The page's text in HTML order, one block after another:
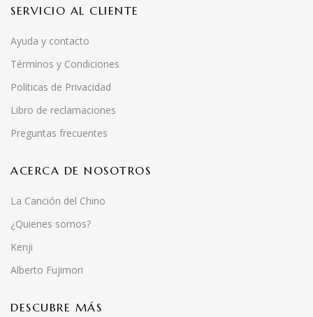
SERVICIO AL CLIENTE
Ayuda y contacto
Términos y Condiciones
Políticas de Privacidad
Libro de reclamaciones
Preguntas frecuentes
ACERCA DE NOSOTROS
La Canción del Chino
¿Quienes somos?
Kenji
Alberto Fujimori
DESCUBRE MÁS